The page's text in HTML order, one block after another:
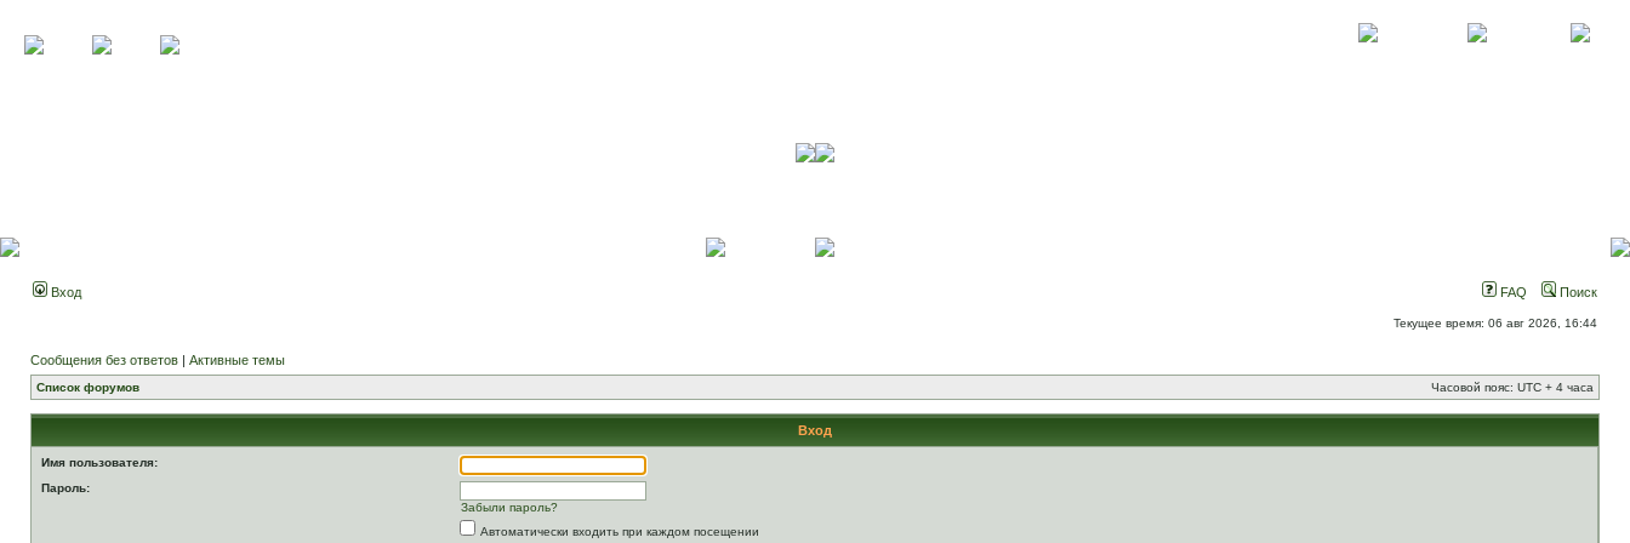
Вход FAQ Поиск
Текущее время: 06 авг 2026, 16:44
Сообщения без ответов | Активные темы
Список форумов Часовой пояс: UTC + 4 часа
Вход
Имя пользователя:
Пароль:
Забыли пароль?
Автоматически входить при каждом посещении